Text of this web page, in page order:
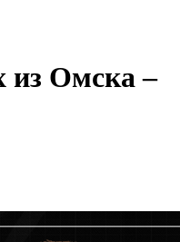
из Омска –